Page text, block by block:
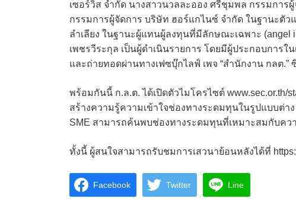
เซอร์วิส จำกัด นางสาวนวลละออง ศรีชุมพล กรรมกา
กรรมการผู้จัดการ บริษัท ฮอร์แกไนซ์ จำกัด ในฐานะตั
ลำเลียง ในฐานะผู้แทนผู้ลงทุนที่มีลักษณะเฉพาะ
เพชรวีระกุล เป็นผู้ดำเนินรายการ โดยมีผู้ประกอบการ
และถ่ายทอดผ่านทางเฟซบุ๊กไลฟ์ เพจ “สำนักงาน กลต
พร้อมกันนี้ ก.ล.ต. ได้เปิดตัวไมโครไซต์
สร้างความรู้ความเข้าใจช่องทางระดมทุนในรูปแบบต่า
SME สามารถค้นพบช่องทางระดมทุนที่เหมาะสมกับคว
ทั้งนี้ ผู้สนใจสามารถรับชมการเสวนาย้อนหลังได้ที่
Facebook Twitter Line